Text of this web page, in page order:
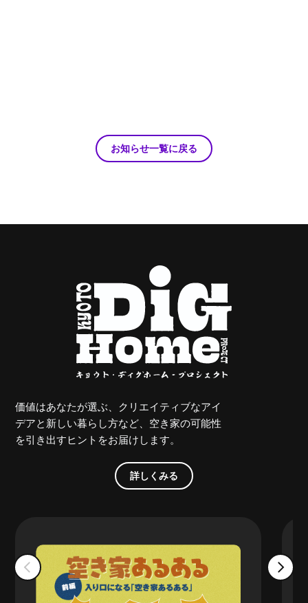
お知らせ一覧に戻る
価値はあなたが選ぶ、クリエイティブなアイ
デアと新しい暮らし方など、空き家の可能性
を引き出すヒントをお届けします。
詳しくみる